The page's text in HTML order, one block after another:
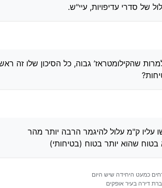
של סדרי עדיפויות, עיי"ש.
שהקילומטראז’ גבוה, כל הסיכון שלו זה
עליו ק"מ עלול להיגמר הרבה יותר מהר
בטוח שהוא יותר בטוח (בטיחותי)
כמעט היחידה שיש היום
דירה בעיר אופקים